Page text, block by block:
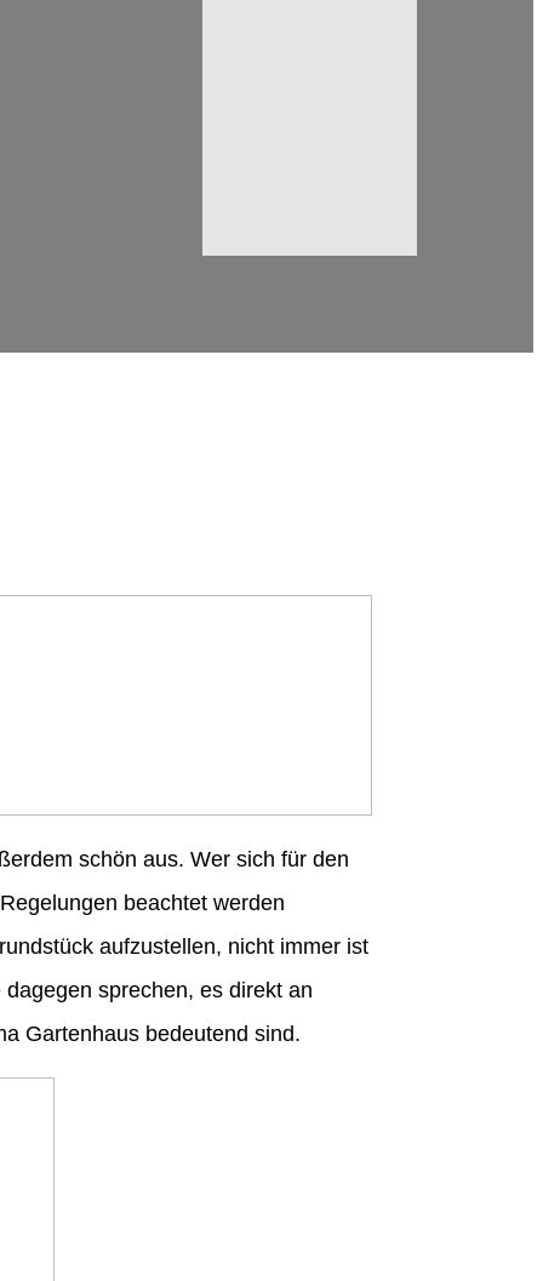
schön aus. Wer sich für den
beachtet werden
aufzustellen, nicht immer ist
sprechen, es direkt an
Gartenhaus bedeutend sind.